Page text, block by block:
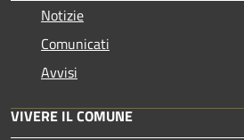
Notizie
Comunicati
Avvisi
VIVERE IL COMUNE